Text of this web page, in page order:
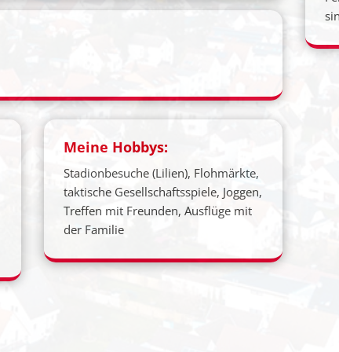
Meine Hobbys:
Stadionbesuche (Lilien), Flohmärkte,
taktische Gesellschaftsspiele, Joggen,
Treffen mit Freunden, Ausflüge mit
der Familie